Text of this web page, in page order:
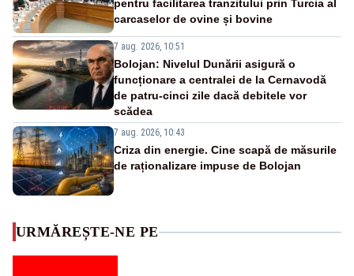
pentru facilitarea tranzitului prin Turcia al
carcaselor de ovine și bovine
7 aug. 2026, 10:51
Bolojan: Nivelul Dunării asigură o
funcționare a centralei de la Cernavodă
de patru-cinci zile dacă debitele vor
scădea
7 aug. 2026, 10:43
Criza din energie. Cine scapă de măsurile
de raționalizare impuse de Bolojan
URMĂREȘTE-NE PE